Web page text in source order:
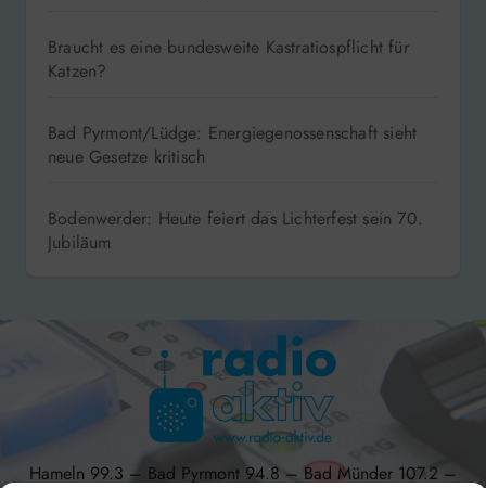
Braucht es eine bundesweite Kastratiospflicht für
Katzen?
Bad Pyrmont/Lüdge: Energiegenossenschaft sieht
neue Gesetze kritisch
Bodenwerder: Heute feiert das Lichterfest sein 70.
Jubiläum
Hameln 99.3 – Bad Pyrmont 94.8 – Bad Münder 107.2 –